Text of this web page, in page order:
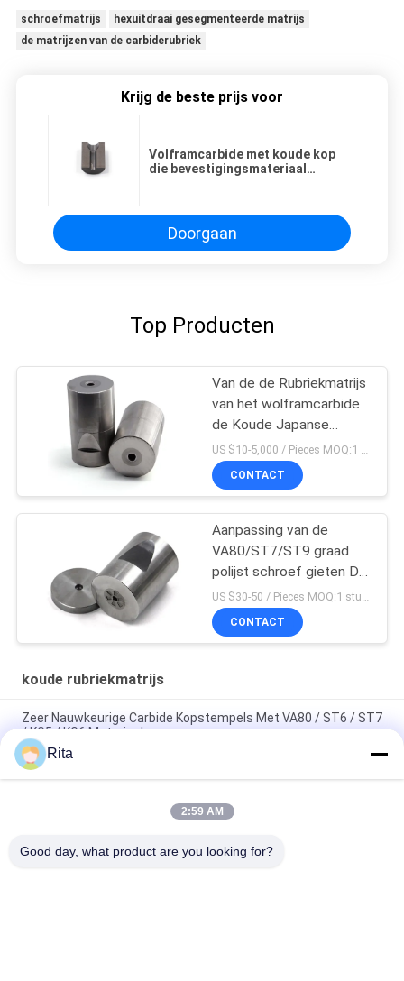
schroefmatrijs
hexuitdraai gesegmenteerde matrijs
de matrijzen van de carbiderubriek
Krijg de beste prijs voor
Volframcarbide met koude kop
die bevestigingsmateriaal
Doorgaan
Top Producten
Van de de Rubriekmatrijs
van het wolframcarbide
de Koude Japanse
Hexagonale Vorm met
Hoge Hardheid
US $10-5,000 / Pieces MOQ:1 stuk/stuk
CONTACT
Aanpassing van de
VA80/ST7/ST9 graad
polijst schroef gieten Die
Wolframcarbide Die
CONTACT
koude rubriekmatrijs
Zeer Nauwkeurige Carbide Kopstempels Met VA80 / ST6 / ST7
/ KG5 / KG6 Materiaal
ST7 ST6 KG5 KG6+H13 Koud gevormde matrijzen, met
zeshoekige koolstofnutvormende matrijzen
Wolfraamcarbide-schimmel met koude kop die spiegel
Rita
2:59 AM
Good day, what product are you looking for?